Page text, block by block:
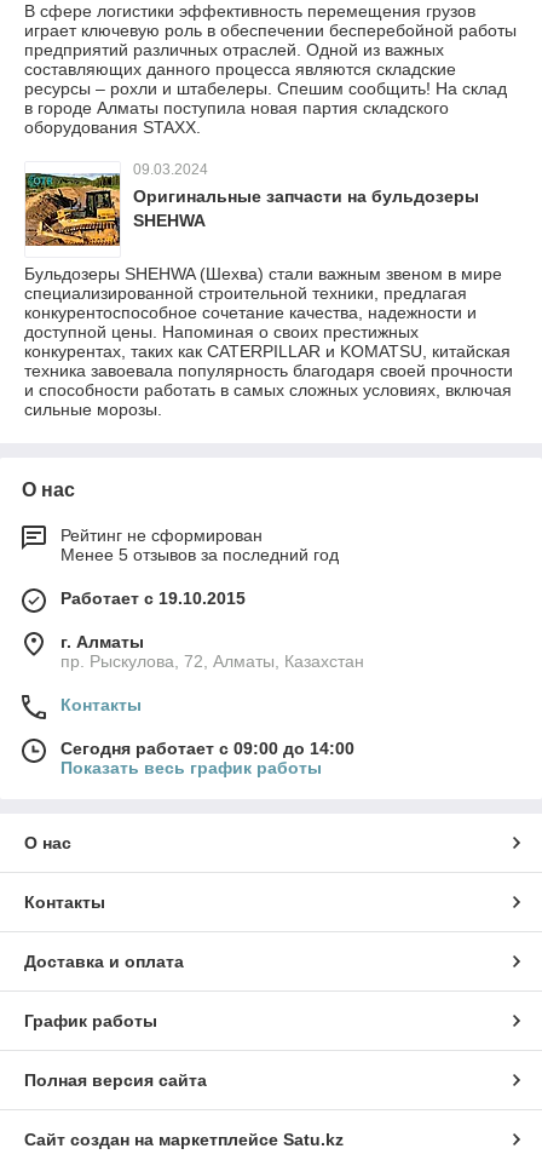
В сфере логистики эффективность перемещения грузов
играет ключевую роль в обеспечении бесперебойной работы
предприятий различных отраслей. Одной из важных
составляющих данного процесса являются складские
ресурсы – рохли и штабелеры. Спешим сообщить! На склад
в городе Алматы поступила новая партия складского
оборудования STAXX.
09.03.2024
Оригинальные запчасти на бульдозеры
SHEHWA
Бульдозеры SHEHWA (Шехва) стали важным звеном в мире
специализированной строительной техники, предлагая
конкурентоспособное сочетание качества, надежности и
доступной цены. Напоминая о своих престижных
конкурентах, таких как CATERPILLAR и KOMATSU, китайская
техника завоевала популярность благодаря своей прочности
и способности работать в самых сложных условиях, включая
сильные морозы.
О нас
Рейтинг не сформирован
Менее 5 отзывов за последний год
Работает с 19.10.2015
г. Алматы
пр. Рыскулова, 72, Алматы, Казахстан
Контакты
Сегодня работает с 09:00 до 14:00
Показать весь график работы
О нас
Контакты
Доставка и оплата
График работы
Полная версия сайта
Сайт создан на маркетплейсе Satu.kz